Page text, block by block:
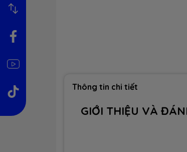
Thông tin chi tiết
GIỚI THIỆU VÀ